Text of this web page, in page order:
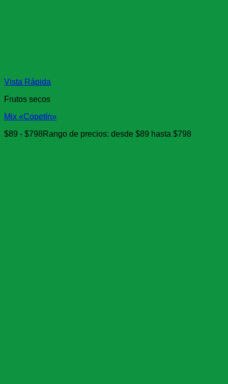
Vista Rápida
Frutos secos
Mix «Copetín»
$89 - $798Rango de precios: desde $89 hasta $798